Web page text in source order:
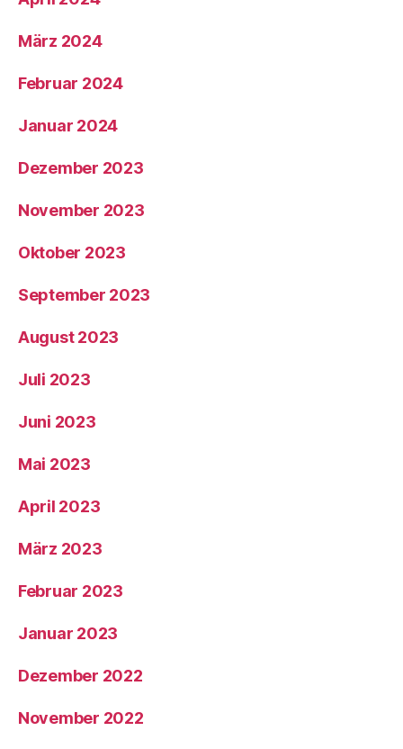
März 2024
Februar 2024
Januar 2024
Dezember 2023
November 2023
Oktober 2023
September 2023
August 2023
Juli 2023
Juni 2023
Mai 2023
April 2023
März 2023
Februar 2023
Januar 2023
Dezember 2022
November 2022